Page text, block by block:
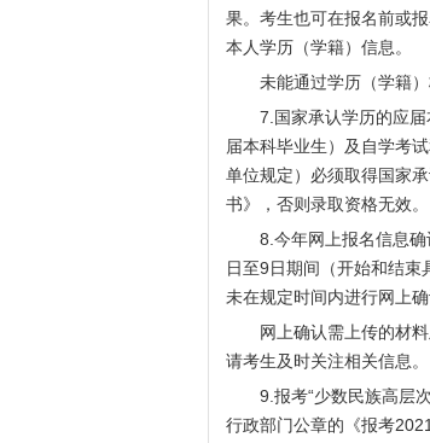
果。考生也可在报名前或
本人学历（学籍）信息。
未能通过学历（学籍）
7.国家承认学历的应届
届本科毕业生）及自学考
单位规定）必须取得国家
书》，否则录取资格无效。
8.今年网上报名信息确
日至9日期间（开始和结束
未在规定时间内进行网上
网上确认需上传的材料
请考生及时关注相关信息。
9.报考“少数民族高层次
行政部门公章的《报考